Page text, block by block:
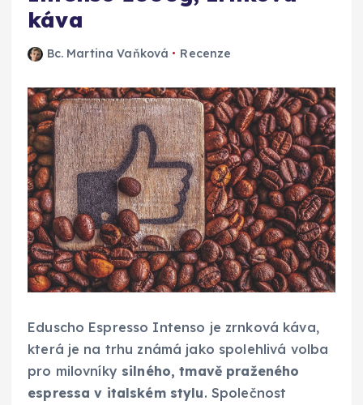
káva
Bc. Martina Vaňková Recenze
Eduscho Espresso Intenso je zrnková káva,
která je na trhu známá jako spolehlivá volba
pro milovníky silného, tmavě praženého
espressa v italském stylu. Společnost